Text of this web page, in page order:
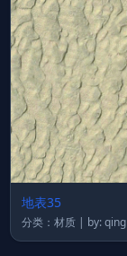
地表35
分类：材质 | by: qing